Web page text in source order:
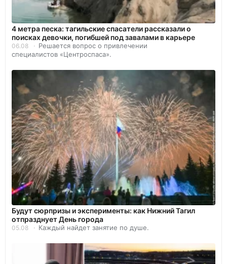
4 метра песка: тагильские спасатели рассказали о
поисках девочки, погибшей под завалами в карьере
06.08
Решается вопрос о привлечении
специалистов «Центроспаса».
Будут сюрпризы и эксперименты: как Нижний Тагил
отпразднует День города
05.08 Каждый найдет занятие по душе.